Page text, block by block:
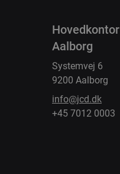
Hovedkontor
Aalborg
Systemvej 6
9200 Aalborg
info@jcd.dk
+45 7012 0003